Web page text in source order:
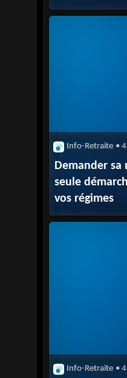
Info-Retraite •
Demander
seule
vos régimes
Info-Retraite •